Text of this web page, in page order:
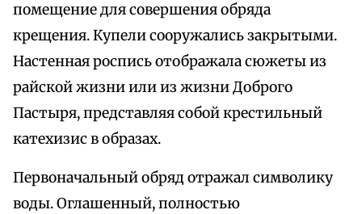
помещение для совершения обряда
крещения. Купели сооружались закрытыми.
Настенная роспись отображала сюжеты из
райской жизни или из жизни Доброго
Пастыря, представляя собой крестильный
катехизис в образах.
Первоначальный обряд отражал символику
воды. Оглашенный, полностью